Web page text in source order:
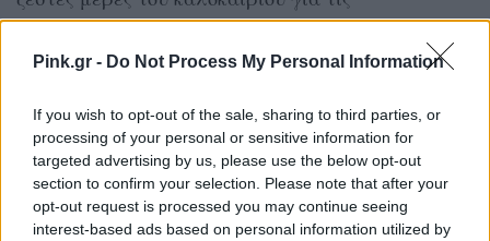
Pink.gr - Do Not Process My Personal Information
If you wish to opt-out of the sale, sharing to third parties, or
processing of your personal or sensitive information for
targeted advertising by us, please use the below opt-out
section to confirm your selection. Please note that after your
opt-out request is processed you may continue seeing
interest-based ads based on personal information utilized by
αναζωογονητικές και καταπραϋντικές της
ιδιότητες για το δέρμα. Στη ζέστη, το δέρμα
αφυδατωθεί, γεγονός που μπορεί να προκαλέσει
δυσφορία όπως ερυθρότητα, κνησμό ή αίσθηση
σύσφιξης. Η κρυοθεραπεία χρησιμοποιεί την ψύξη
για να καταπραΰνει το δέρμα και να μειώνει αυτά